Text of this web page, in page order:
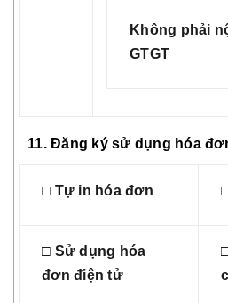
Không phải
GTGT
11. Đăng ký sử dụng hóa
□ Tự in hóa đơn
□ Sử dụng hóa
đơn điện tử